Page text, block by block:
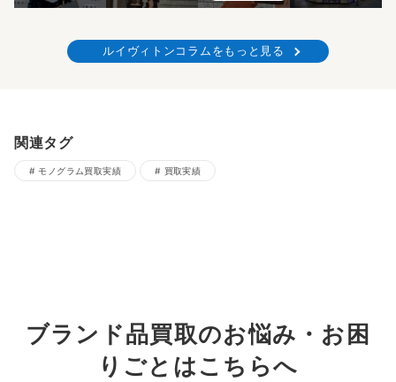
ルイヴィトンコラムをもっと見る
関連タグ
モノグラム買取実績 買取実績
ブランド品買取のお悩み・お困
りごとはこちらへ